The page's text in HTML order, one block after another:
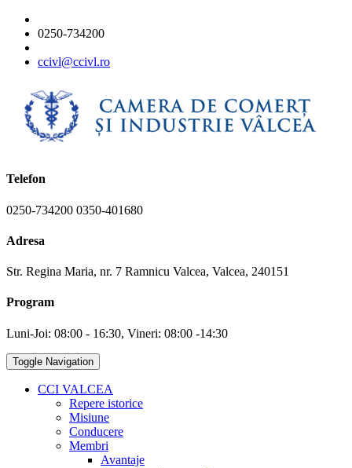
0250-734200
ccivl@ccivl.ro
Telefon
0250-734200 0350-401680
Adresa
Str. Regina Maria, nr. 7 Ramnicu Valcea, Valcea, 240151
Program
Luni-Joi: 08:00 - 16:30, Vineri: 08:00 -14:30
Toggle Navigation
CCI VALCEA
Repere istorice
Misiune
Conducere
Membri
Avantaje